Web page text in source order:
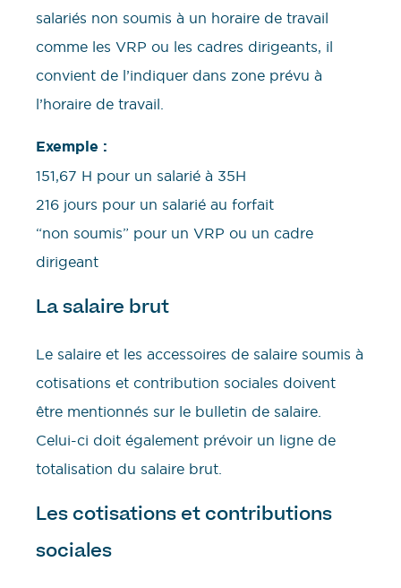
salariés non soumis à un horaire de travail
comme les VRP ou les cadres dirigeants, il
convient de l’indiquer dans zone prévu à
l’horaire de travail.
Exemple :
151,67 H pour un salarié à 35H
216 jours pour un salarié au forfait
“non soumis” pour un VRP ou un cadre
dirigeant
La salaire brut
Le salaire et les accessoires de salaire soumis à
cotisations et contribution sociales doivent
être mentionnés sur le bulletin de salaire.
Celui-ci doit également prévoir un ligne de
totalisation du salaire brut.
Les cotisations et contributions
sociales